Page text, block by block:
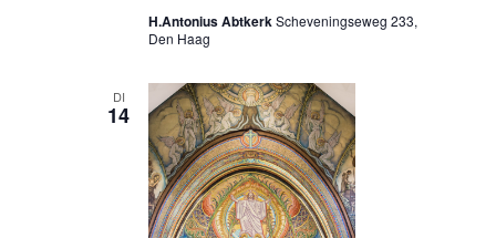
H.Antonius AbtkerkScheveningseweg 233,
Den Haag
DI
14